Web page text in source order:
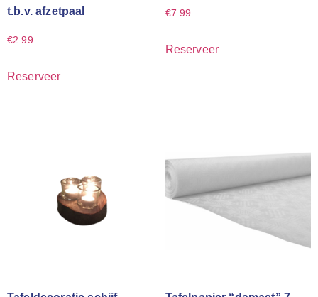
t.b.v. afzetpaal
€2.99
Reserveer
€7.99
Reserveer